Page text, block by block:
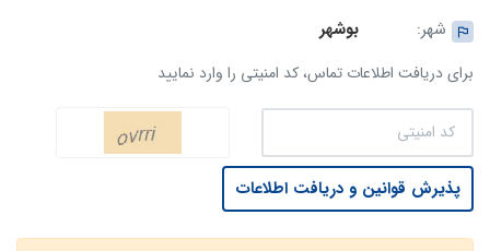
شهر:
بوشهر
برای دریافت اطلاعات تماس، کد امنیتی را وارد نمایید
پذیرش قوانین و دریافت اطلاعات